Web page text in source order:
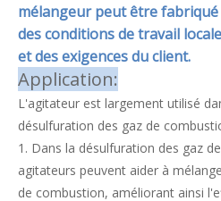
mélangeur peut être
des conditions de travail
et des exigences du client.
Application:
L'agitateur est largement utilisé
désulfuration des gaz de
1. Dans la désulfuration des gaz
agitateurs peuvent aider à
de combustion, améliorant ainsi